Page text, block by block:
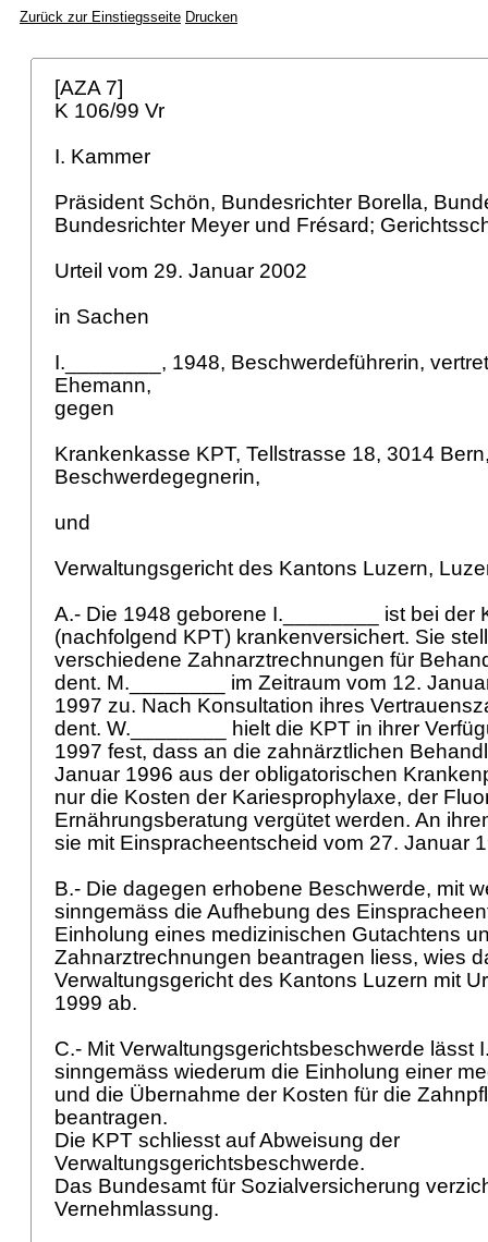
Zurück zur Einstiegsseite Drucken
[AZA 7]
K 106/99 Vr
I. Kammer
Präsident Schön, Bundesrichter Borella,
Bundesrichter Meyer und Frésard;
Urteil vom 29. Januar 2002
in Sachen
I.________, 1948, Beschwerdeführerin,
Ehemann,
gegen
Krankenkasse KPT, Tellstrasse 18, 3014
Beschwerdegegnerin,
und
Verwaltungsgericht des Kantons Luzern,
A.- Die 1948 geborene I.________ ist bei der
(nachfolgend KPT) krankenversichert. Sie
verschiedene Zahnarztrechnungen für
dent. M.________ im Zeitraum vom 12.
1997 zu. Nach Konsultation ihres
dent. W.________ hielt die KPT in ihrer
1997 fest, dass an die zahnärztlichen
Januar 1996 aus der obligatorischen
nur die Kosten der Kariesprophylaxe, der
Ernährungsberatung vergütet werden. An
sie mit Einspracheentscheid vom 27. Januar
B.- Die dagegen erhobene Beschwerde, mit
sinngemäss die Aufhebung des
Einholung eines medizinischen Gutachtens
Zahnarztrechnungen beantragen liess, wies
Verwaltungsgericht des Kantons Luzern mit
1999 ab.
C.- Mit Verwaltungsgerichtsbeschwerde lässt
sinngemäss wiederum die Einholung einer
und die Übernahme der Kosten für die
beantragen.
Die KPT schliesst auf Abweisung der
Verwaltungsgerichtsbeschwerde.
Das Bundesamt für Sozialversicherung
Vernehmlassung.